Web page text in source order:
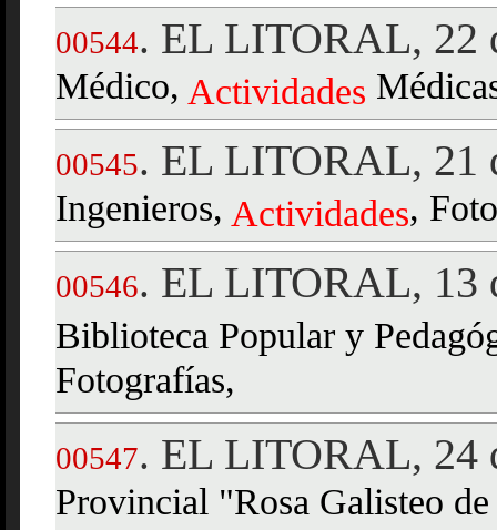
00544. EL LITORAL, 22
Médico, Actividades
00545. EL LITORAL, 21
Ingenieros, Actividades,
00546. EL LITORAL, 13
Biblioteca Popular y
Fotografías,
00547. EL LITORAL, 24
Provincial "Rosa Galisteo